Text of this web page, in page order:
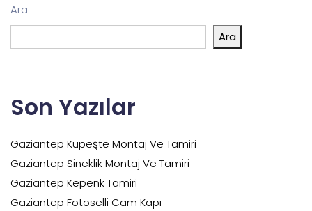
Ara
Ara
Son Yazılar
Gaziantep Küpeşte Montaj Ve Tamiri
Gaziantep Sineklik Montaj Ve Tamiri
Gaziantep Kepenk Tamiri
Gaziantep Fotoselli Cam Kapı